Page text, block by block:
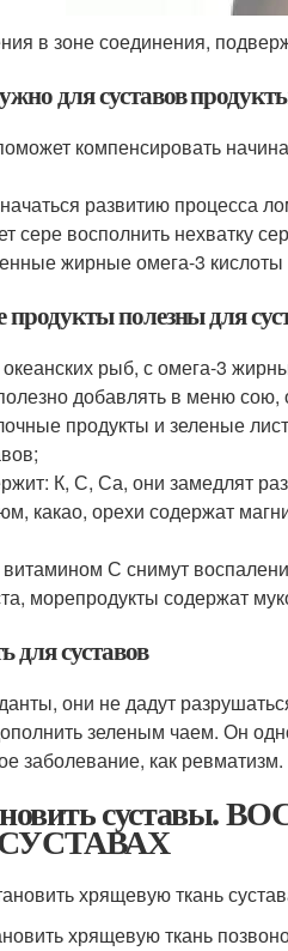
в зоне соединения,
для суставов
компенсировать
развитию процесса
сере восполнить нехватку
жирные омега-3 кислоты
полезны для
рыб, с омега-3
добавлять в меню
продукты и зеленые
К, С, Са, они замедлят
какао, орехи содержат
С снимут
морепродукты содержат
для суставов
они не дадут
зеленым чаем. Он
заболевание, как ревматизм.
хрящевую ткань
хрящевую ткань